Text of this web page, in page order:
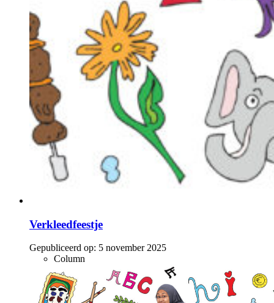
Verkleedfeestje
Gepubliceerd op: 5 november 2025
Column